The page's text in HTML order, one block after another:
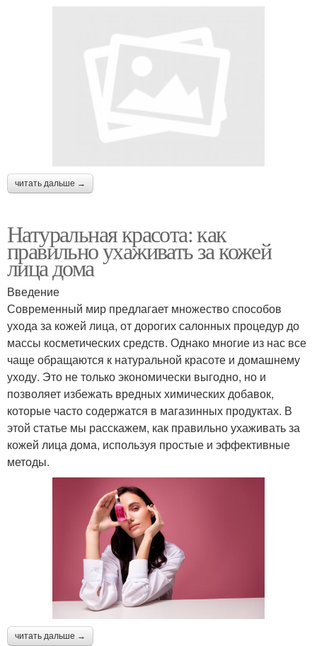
читать дальше →
Натуральная красота: как
правильно ухаживать за кожей
лица дома
Введение
Современный мир предлагает множество способов
ухода за кожей лица, от дорогих салонных процедур до
массы косметических средств. Однако многие из нас все
чаще обращаются к натуральной красоте и домашнему
уходу. Это не только экономически выгодно, но и
позволяет избежать вредных химических добавок,
которые часто содержатся в магазинных продуктах. В
этой статье мы расскажем, как правильно ухаживать за
кожей лица дома, используя простые и эффективные
методы.
читать дальше →